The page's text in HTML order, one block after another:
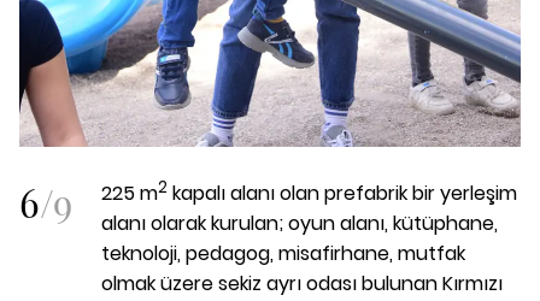
6/9 225 m2 kapalı alanı olan prefabrik bir yerleşim
alanı olarak kurulan; oyun alanı, kütüphane,
teknoloji, pedagog, misafirhane, mutfak
olmak üzere sekiz ayrı odası bulunan Kırmızı